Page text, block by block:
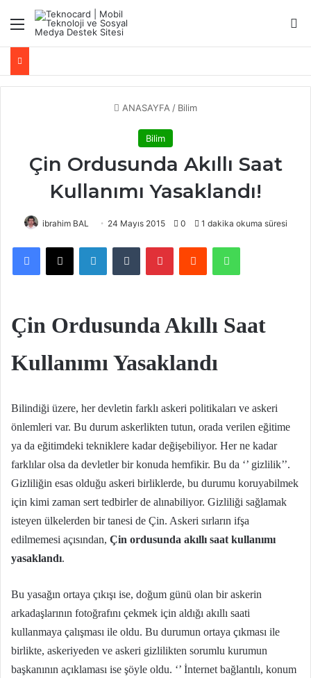
Menü
ANASAYFA / Bilim
Bilim
Çin Ordusunda Akıllı Saat
Kullanımı Yasaklandı!
ibrahim BAL 24 Mayıs 2015 0 1 dakika okuma süresi
Facebook
X LinkedInTumblr PinterestReddit WhatsApp
Çin Ordusunda Akıllı Saat
Kullanımı Yasaklandı
Bilindiği üzere, her devletin farklı askeri politikaları ve askeri
önlemleri var. Bu durum askerlikten tutun, orada verilen eğitime
ya da eğitimdeki tekniklere kadar değişebiliyor. Her ne kadar
farklılar olsa da devletler bir konuda hemfikir. Bu da ‘’ gizlilik’’.
Gizliliğin esas olduğu askeri birliklerde, bu durumu koruyabilmek
için kimi zaman sert tedbirler de alınabiliyor. Gizliliği sağlamak
isteyen ülkelerden bir tanesi de Çin. Askeri sırların ifşa
edilmemesi açısından, Çin ordusunda akıllı saat kullanımı
yasaklandı.
Bu yasağın ortaya çıkışı ise, doğum günü olan bir askerin
arkadaşlarının fotoğrafını çekmek için aldığı akıllı saati
kullanmaya çalışması ile oldu. Bu durumun ortaya çıkması ile
birlikte, askeriyeden ve askeri gizlilikten sorumlu kurumun
başkanının açıklaması ise şöyle oldu. ‘’ İnternet bağlantılı, konum